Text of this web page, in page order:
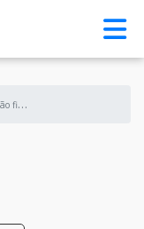
L
aminação fibra de vidro preço